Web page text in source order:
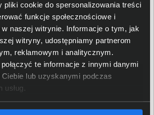
pliki cookie do spersonalizowania treści
funkcje społecznościowe i
naszej witrynie. Informacje o tym, jak
witryny, udostępniamy partnerom
reklamowym i analitycznym.
te informacje z innymi danymi
lub uzyskanymi podczas
Parametry
HP 78A
/ tonera do 2100 stron
LaserJet Pro P1606dn, HP
LaserJet Pro M1536dnf AiO